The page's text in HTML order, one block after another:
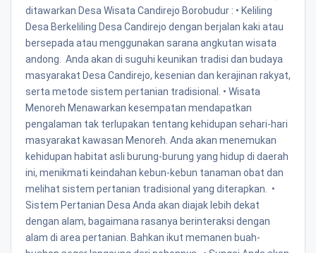
ditawarkan Desa Wisata Candirejo Borobudur : • Keliling
Desa Berkeliling Desa Candirejo dengan berjalan kaki atau
bersepada atau menggunakan sarana angkutan wisata
andong. Anda akan di suguhi keunikan tradisi dan budaya
masyarakat Desa Candirejo, kesenian dan kerajinan rakyat,
serta metode sistem pertanian tradisional. • Wisata
Menoreh Menawarkan kesempatan mendapatkan
pengalaman tak terlupakan tentang kehidupan sehari-hari
masyarakat kawasan Menoreh. Anda akan menemukan
kehidupan habitat asli burung-burung yang hidup di daerah
ini, menikmati keindahan kebun-kebun tanaman obat dan
melihat sistem pertanian tradisional yang diterapkan. •
Sistem Pertanian Desa Anda akan diajak lebih dekat
dengan alam, bagaimana rasanya berinteraksi dengan
alam di area pertanian. Bahkan ikut memanen buah-